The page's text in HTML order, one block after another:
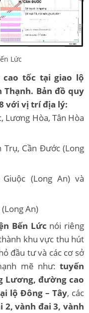
Lức
tốc tại giao lộ
Bản đồ quy
với vị trí địa lý:
Lương Hòa, Tân Hòa
Trụ, Cần Đước (Long
(Long An) và
An)
Bến Lức nói riêng
khu vực thu hút
đầu tư và các cơ sở
mẽ như: tuyến
Lương, đường cao
lộ Đông – Tây, các
2, vành đai 3, vành